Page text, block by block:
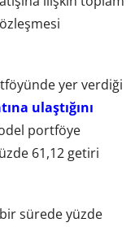
yer verdiği
ulaştığını
portföye
61,12 getiri
bir sürede yüzde